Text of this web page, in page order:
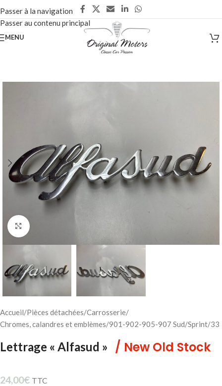
Passer à la navigation
Passer au contenu principal
MENU
Cliquez pour agrandir
Accueil/Pièces détachées/Carrosserie/
Chromes, calandres et emblèmes/901-902-905-907 Sud/Sprint/33
Lettrage « Alfasud » / New Old Stock
24,00€ TTC